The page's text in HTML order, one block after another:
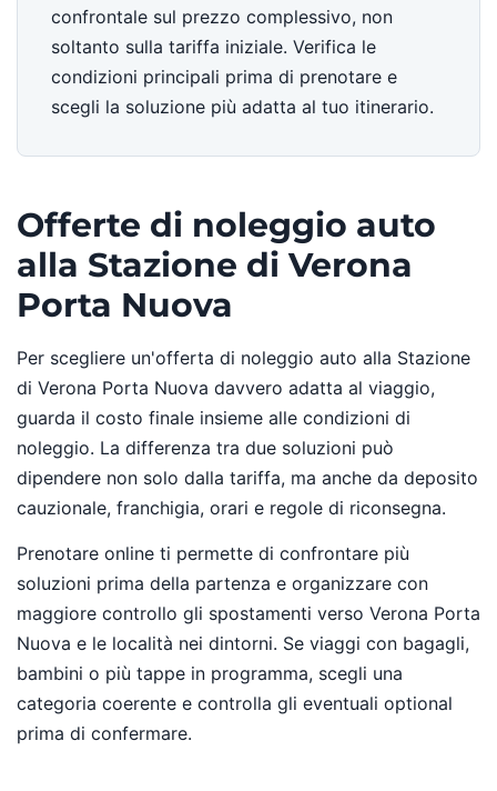
confrontale sul prezzo complessivo, non
soltanto sulla tariffa iniziale. Verifica le
condizioni principali prima di prenotare e
scegli la soluzione più adatta al tuo itinerario.
Offerte di noleggio auto
alla Stazione di Verona
Porta Nuova
Per scegliere un'offerta di noleggio auto alla Stazione
di Verona Porta Nuova davvero adatta al viaggio,
guarda il costo finale insieme alle condizioni di
noleggio. La differenza tra due soluzioni può
dipendere non solo dalla tariffa, ma anche da deposito
cauzionale, franchigia, orari e regole di riconsegna.
Prenotare online ti permette di confrontare più
soluzioni prima della partenza e organizzare con
maggiore controllo gli spostamenti verso Verona Porta
Nuova e le località nei dintorni. Se viaggi con bagagli,
bambini o più tappe in programma, scegli una
categoria coerente e controlla gli eventuali optional
prima di confermare.